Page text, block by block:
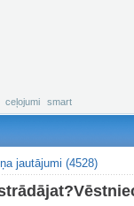
ceļojumi smart
jautājumi (4528)